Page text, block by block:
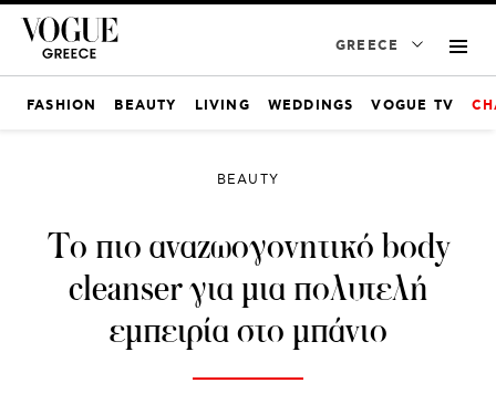
GREECE
FASHION BEAUTY LIVING WEDDINGS VOGUE TV
BEAUTY
Το πιο αναζωογονητικό body
cleanser για μια πολυτελή
εμπειρία στο μπάνιο